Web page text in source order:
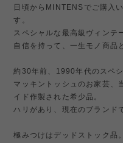
日頃からMINTENSでご購入
す。
スペシャルな最高級ヴィンテ
自信を持って、一生モノ商品
約30年前、1990年代のスペ
マッキントッシュのお家芸、
イド作製された希少品。
ハリがあり、現在のブランド
極みつけはデッドストック品